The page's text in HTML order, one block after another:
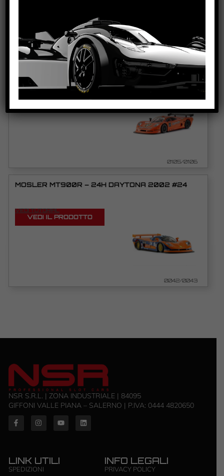
1035
MOSLER MT900R – JÄGERMEISTER #44
VEDI IL PRODOTTO
0105/0106
MOSLER MT900R – 24H DAYTONA 2002 #24
VEDI TUTORIAL
VEDI IL PRODOTTO
0042/0043
NSR S.R.L. | ZONA INDUSTRIALE | 84095
GIFFONI VALLE PIANA – SALERNO | P.IVA: ‭0444 4820650‬
LINK UTILI
SPEDIZIONI
INFO LEGALI
PRIVACY POLICY